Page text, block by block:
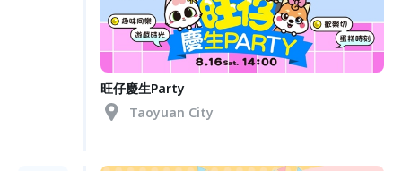
旺仔慶生Party
Taoyuan City